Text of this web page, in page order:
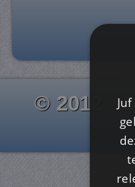
© 2012 -